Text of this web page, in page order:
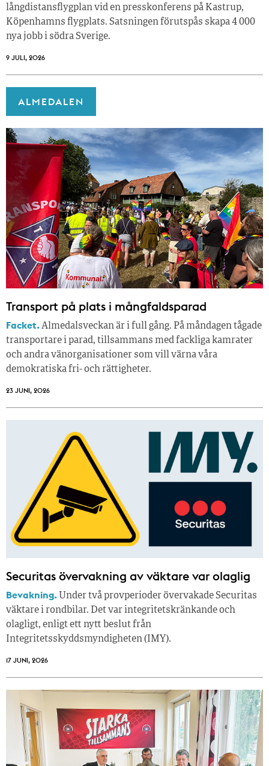
långdistansflygplan vid en presskonferens på Kastrup,
Köpenhamns flygplats. Satsningen förutspås skapa 4 000
nya jobb i södra Sverige.
9 JULI, 2026
ALMEDALEN
Transport på plats i mångfaldsparad
Facket.Almedalsveckan är i full gång. På måndagen tågade
transportare i parad, tillsammans med fackliga kamrater
och andra vänorganisationer som vill värna våra
demokratiska fri- och rättigheter.
23 JUNI, 2026
Securitas övervakning av väktare var olaglig
Bevakning. Under två provperioder övervakade Securitas
väktare i rondbilar. Det var integritetskränkande och
olagligt, enligt ett nytt beslut från
Integritetsskyddsmyndigheten (IMY).
17 JUNI, 2026